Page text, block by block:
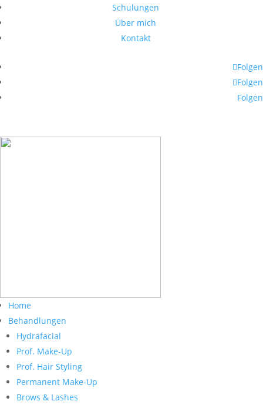
Schulungen
Über mich
Kontakt
Folgen
Folgen
Folgen
Home
Behandlungen
Hydrafacial
Prof. Make-Up
Prof. Hair Styling
Permanent Make-Up
Brows & Lashes